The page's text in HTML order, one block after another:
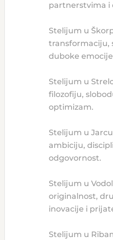
partnerstvima i
Stelijum u
transformaciju,
duboke
Stelijum u
filozofiju,
optimizam.
Stelijum u
ambiciju,
odgovornost.
Stelijum u
originalnost,
inovacije i
Stelijum u